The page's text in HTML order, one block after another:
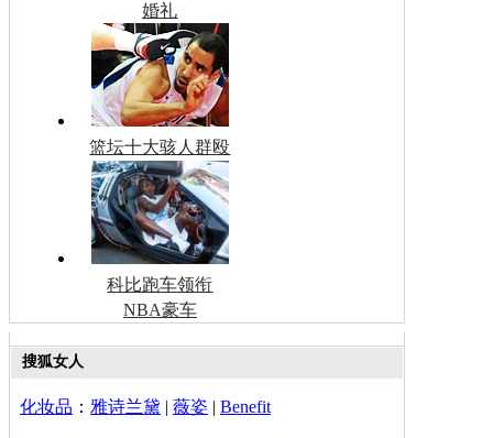
婚礼
篮坛十大骇人群殴
科比跑车领衔
NBA豪车
搜狐女人
化妆品 ： 雅诗兰黛 | 薇姿 | Benefit